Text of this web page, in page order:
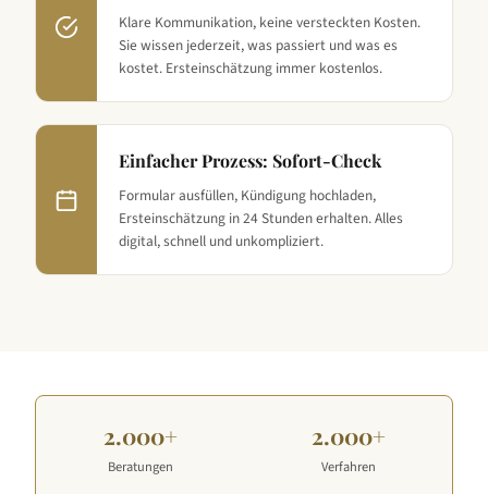
Klare Kommunikation, keine versteckten Kosten.
Sie wissen jederzeit, was passiert und was es
kostet. Ersteinschätzung immer kostenlos.
Einfacher Prozess: Sofort-Check
Formular ausfüllen, Kündigung hochladen,
Ersteinschätzung in 24 Stunden erhalten. Alles
digital, schnell und unkompliziert.
2.000+
Beratungen
2.000+
Verfahren